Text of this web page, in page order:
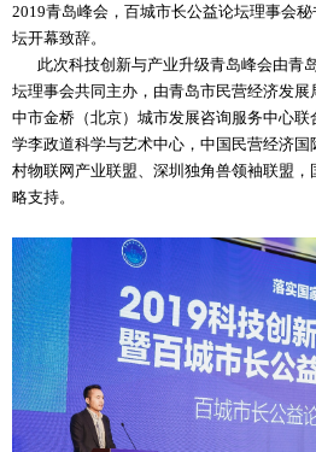
2019青岛峰会，百城市长公益论坛理事会
坛开幕致辞。
此次科技创新与产业升级青岛峰会由青
坛理事会共同主办，由青岛市民营经济发展
中市金桥（北京）城市发展咨询服务中心
学李政道科学与艺术中心，中国民营经济
村物联网产业联盟、深圳独角兽领袖联盟
略支持。